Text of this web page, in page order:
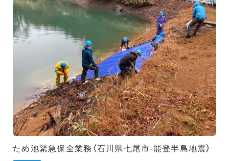
ため池緊急保全業務（石川県七尾市-能登半島地震）